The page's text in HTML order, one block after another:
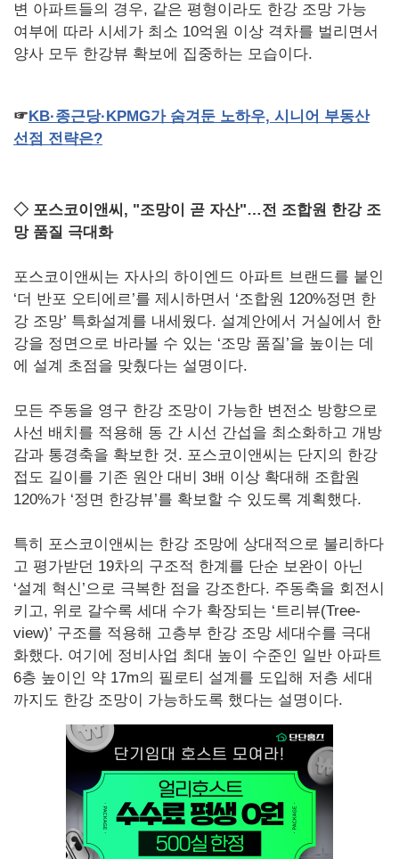
변 아파트들의 경우, 같은 평형이라도 한강 조망 가능
여부에 따라 시세가 최소 10억원 이상 격차를 벌리면서
양사 모두 한강뷰 확보에 집중하는 모습이다.
☞KB·종근당·KPMG가 숨겨둔 노하우, 시니어 부동산
선점 전략은?
◇ 포스코이앤씨, "조망이 곧 자산"…전 조합원 한강 조
망 품질 극대화
포스코이앤씨는 자사의 하이엔드 아파트 브랜드를 붙인
‘더 반포 오티에르’를 제시하면서 ‘조합원 120%정면 한
강 조망’ 특화설계를 내세웠다. 설계안에서 거실에서 한
강을 정면으로 바라볼 수 있는 ‘조망 품질’을 높이는 데
에 설계 초점을 맞췄다는 설명이다.
모든 주동을 영구 한강 조망이 가능한 변전소 방향으로
사선 배치를 적용해 동 간 시선 간섭을 최소화하고 개방
감과 통경축을 확보한 것. 포스코이앤씨는 단지의 한강
접도 길이를 기존 원안 대비 3배 이상 확대해 조합원
120%가 ‘정면 한강뷰’를 확보할 수 있도록 계획했다.
특히 포스코이앤씨는 한강 조망에 상대적으로 불리하다
고 평가받던 19차의 구조적 한계를 단순 보완이 아닌
‘설계 혁신’으로 극복한 점을 강조한다. 주동축을 회전시
키고, 위로 갈수록 세대 수가 확장되는 ‘트리뷰(Tree-
view)’ 구조를 적용해 고층부 한강 조망 세대수를 극대
화했다. 여기에 정비사업 최대 높이 수준인 일반 아파트
6층 높이인 약 17m의 필로티 설계를 도입해 저층 세대
까지도 한강 조망이 가능하도록 했다는 설명이다.